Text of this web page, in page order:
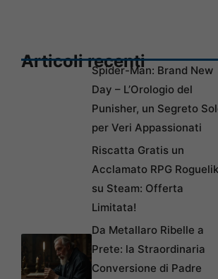
Articoli recentiSpider-Man: Brand New
Day – L’Orologio del
Punisher, un Segreto
per Veri Appassionati
Riscatta Gratis un
Acclamato RPG
su Steam: Offerta
Limitata!
Da Metallaro Ribelle a
Prete: la Straordinaria
Conversione di Padre